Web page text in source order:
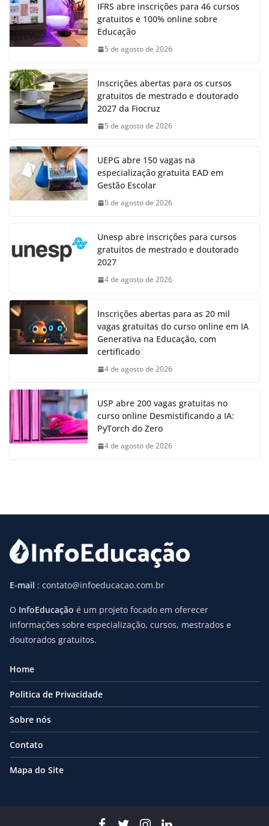
IFRS abre inscrições para 46 cursos
gratuitos e 100% online sobre
Educação
5 de agosto de 2026
Inscrições abertas para os cursos
gratuitos de mestrado e doutorado
2027 da Fiocruz
5 de agosto de 2026
UEPG abre 150 vagas na
especialização gratuita EAD em
Gestão Escolar
5 de agosto de 2026
Unesp abre inscrições para cursos
gratuitos de mestrado e doutorado
2027
4 de agosto de 2026
Inscrições abertas para as 20 mil
vagas gratuitas do curso online em IA
Generativa na Educação, com
certificado
4 de agosto de 2026
USP abre 200 vagas gratuitas no
curso online Desmistificando a IA:
PyTorch do Zero
4 de agosto de 2026
E-mail : contato@infoeducacao.com.br
O InfoEducação é um projeto focado em oferecer
informações sobre especialização, cursos, mestrados e
doutorados gratuitos.
Home
Politica de Privacidade
Sobre nós
Contato
Mapa do Site